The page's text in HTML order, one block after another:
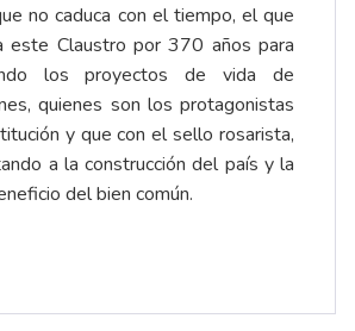
no caduca con el tiempo, el que
este Claustro por 370 años para
los proyectos de vida de
quienes son los protagonistas
y que con el sello rosarista,
a la construcción del país y la
del bien común.